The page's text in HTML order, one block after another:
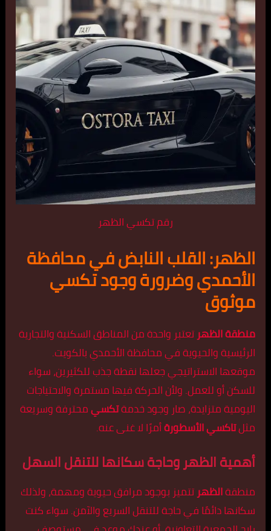
رقم تكسي الظهر
الظهر: القلب النابض في محافظة
الأحمدي وضرورة وجود تكسي
موثوق
منطقة الظهرتعتبر واحدة من المناطق السكنية والتجارية
الرئيسية والحيوية في محافظة الأحمدي بالكويت.
موقعها الاستراتيجي جعلها نقطة جذب للكثيرين، سواء
للسكن أو للعمل. ولأن الحركة فيها مستمرة والاحتياجات
اليومية متزايدة، صار وجود خدمةتكسيمحترفة وسريعة
مثلتاكسي الأسطورةأمرًا لا غنى عنه.
أهمية الظهر وحاجة سكانها للتنقل السهل
منطقةالظهرتتميز بوجود مرافق حيوية ومهمة، ولذلك
سكانها دائمًا في حاجة للتنقل السريع والآمن. سواء كنت